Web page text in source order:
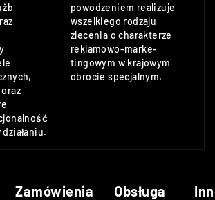
powodzeniem realizuje
wszelkiego rodzaju
zlecenia o charakterze
reklamowo-marke-
tingowym w krajowym
obrocie specjalnym.
Zamówienia
Obsługa